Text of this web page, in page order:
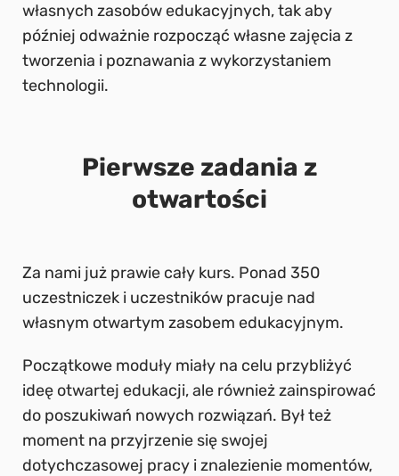
własnych zasobów edukacyjnych, tak aby
później odważnie rozpocząć własne zajęcia z
tworzenia i poznawania z wykorzystaniem
technologii.
Pierwsze zadania z
otwartości
Za nami już prawie cały kurs. Ponad 350
uczestniczek i uczestników pracuje nad
własnym otwartym zasobem edukacyjnym.
Początkowe moduły miały na celu przybliżyć
ideę otwartej edukacji, ale również zainspirować
do poszukiwań nowych rozwiązań. Był też
moment na przyjrzenie się swojej
dotychczasowej pracy i znalezienie momentów,